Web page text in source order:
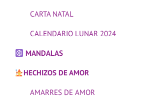
CARTA NATAL
CALENDARIO LUNAR 2024
MANDALAS
HECHIZOS DE AMOR
AMARRES DE AMOR